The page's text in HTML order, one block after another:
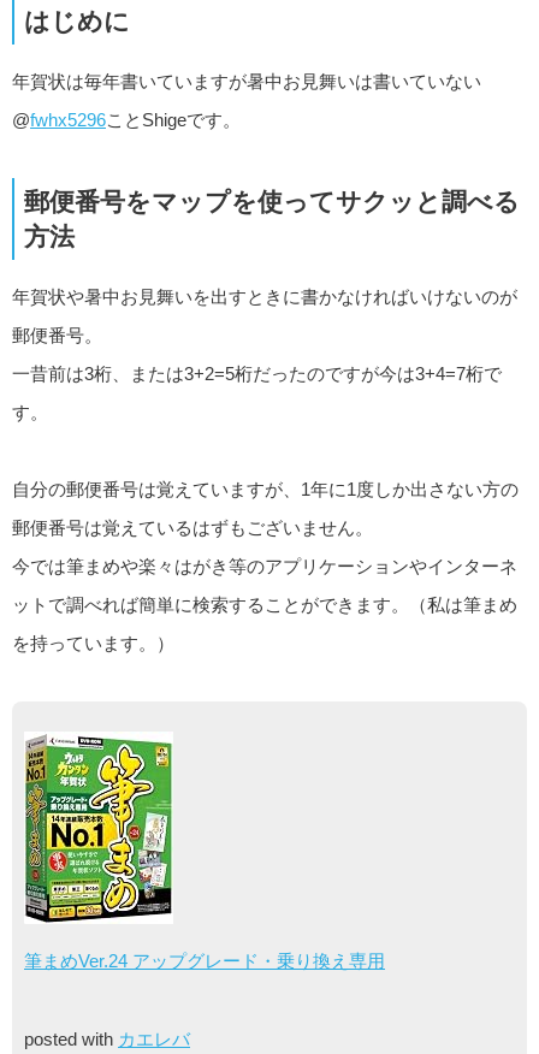
はじめに
年賀状は毎年書いていますが暑中お見舞いは書いていない
@fwhx5296ことShigeです。
郵便番号をマップを使ってサクッと調べる
方法
年賀状や暑中お見舞いを出すときに書かなければいけないのが
郵便番号。
一昔前は3桁、または3+2=5桁だったのですが今は3+4=7桁で
す。
自分の郵便番号は覚えていますが、1年に1度しか出さない方の
郵便番号は覚えているはずもございません。
今では筆まめや楽々はがき等のアプリケーションやインターネ
ットで調べれば簡単に検索することができます。（私は筆まめ
を持っています。）
筆まめVer.24 アップグレード・乗り換え専用
posted with カエレバ